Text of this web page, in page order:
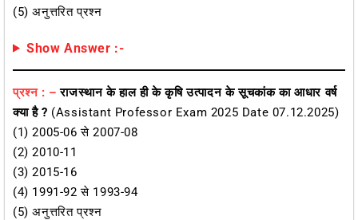
(5) अनुत्तरित प्रश्न
Show Answer :-
प्रश्न : – राजस्थान के हाल ही के कृषि उत्पादन के सूचकांक का आधार वर्ष
क्या है ? (Assistant Professor Exam 2025 Date 07.12.2025)
(1) 2005-06 से 2007-08
(2) 2010-11
(3) 2015-16
(4) 1991-92 से 1993-94
(5) अनुत्तरित प्रश्न